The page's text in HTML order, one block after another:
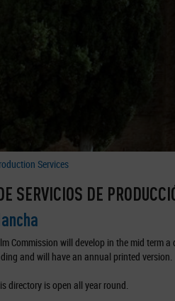
Services
SERVICIOS DE
Commission will develop in the mid term
and will have an annual printed version.
directory is open all year round.